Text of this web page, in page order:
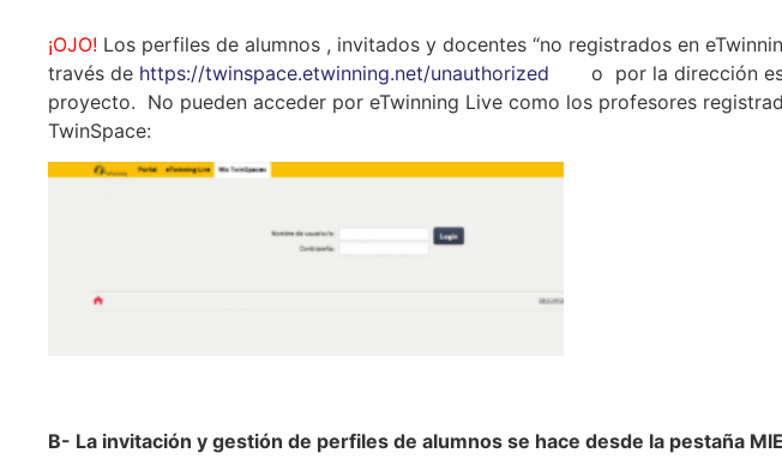
¡OJO! Los perfiles de alumnos , invitados y docentes “no registrados en
través de https://twinspace.etwinning.net/unauthorized
o por la dirección
proyecto. No pueden acceder por eTwinning Live como los profesores
TwinSpace:
B- La invitación y gestión de perfiles de alumnos se hace desde la pestaña